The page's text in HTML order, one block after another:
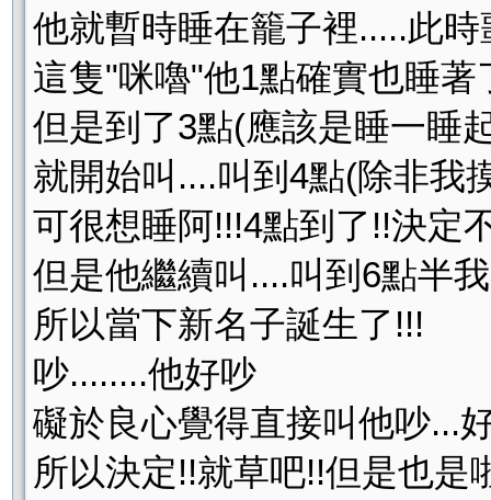
他就暫時睡在籠子裡.....此時
這隻"咪嚕"他1點確實也睡著
但是到了3點(應該是睡一睡
就開始叫....叫到4點(除非我
可很想睡阿!!!4點到了!!決定
但是他繼續叫....叫到6點半
所以當下新名子誕生了!!!
吵........他好吵
礙於良心覺得直接叫他吵...
所以決定!!就草吧!!但是也是